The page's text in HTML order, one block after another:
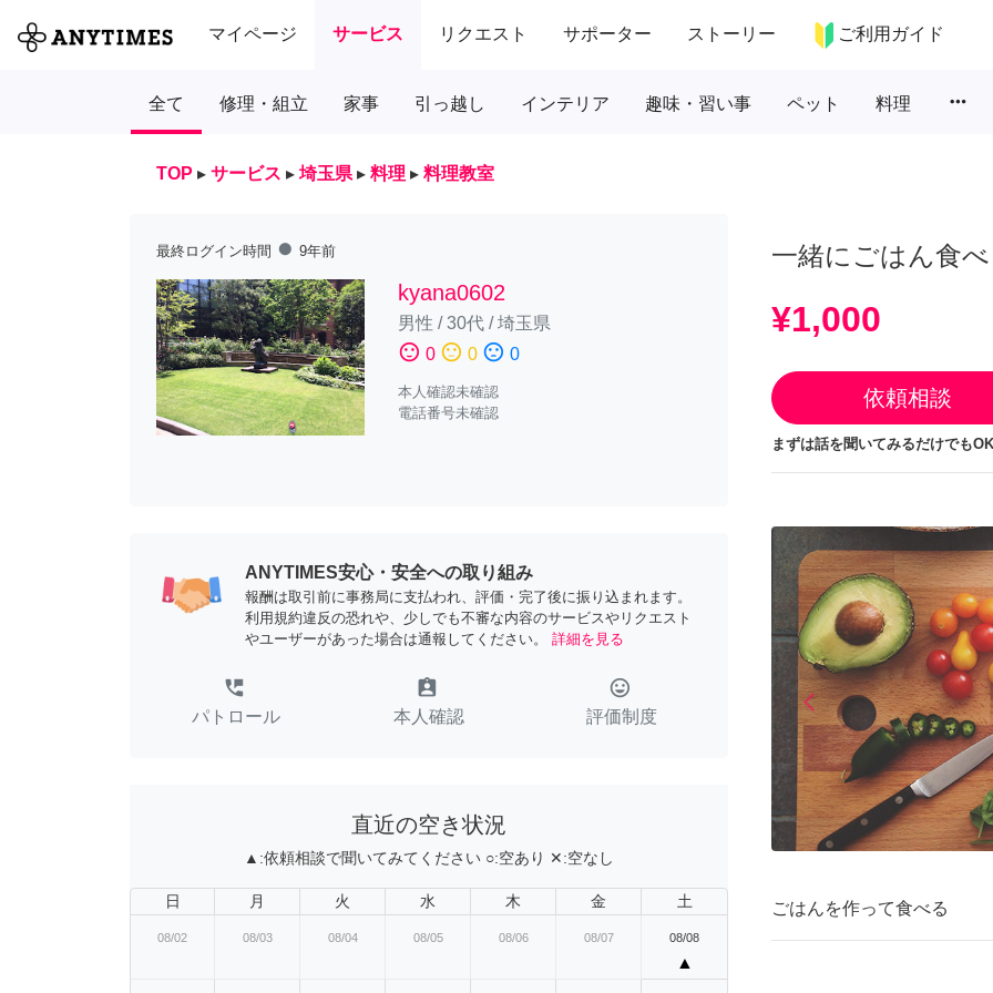
マイページ サービス リクエスト サポーター ストーリー ご利用ガイド
全て 修理・組立 家事 引っ越し インテリア 趣味・習い事 ペット 料理 more_horiz
TOP ▸ サービス ▸ 埼玉県 ▸ 料理 ▸ 料理教室
最終ログイン時間 fiber_manual_record 9年前
kyana0602
男性 /30代/埼玉県
sentiment_satisfied 0 sentiment_neutral 0 sentiment_dissatisfied 0
本人確認未確認
電話番号未確認
ANYTIMES安心・安全への取り組み
報酬は取引前に事務局に支払われ、評価・完了後に振り込まれます。
利用規約違反の恐れや、少しでも不審な内容のサービスやリクエスト
やユーザーがあった場合は通報してください。
詳細を見る
perm_phone_msg
パトロール
assignment_ind
本人確認
tag_faces
評価制度
直近の空き状況
▲:依頼相談で聞いてみてください ○:空あり ✕:空なし
日 月 火 水 木 金 土
08/02 08/03 08/04 08/05 08/06 08/07 08/08
▲
一緒にごはん食
¥1,000
依頼相談
まずは話を聞いてみるだけでも
arrow_back_iosPrevious
ごはんを作って食べる